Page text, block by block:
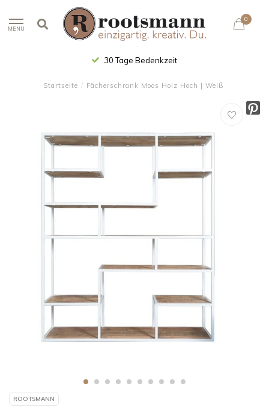
MENU
0
30 Tage Bedenkzeit
Startseite / Fächerschrank Moos Holz Hoch | Weiß
ROOTSMANN